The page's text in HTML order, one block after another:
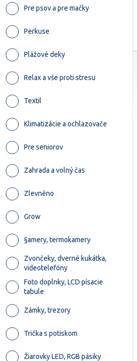
Pre psov a pre mačky
Perkuse
Plážové deky
Relax a vše proti stresu
Textil
Klimatizácie a ochlazovače
Pre seniorov
Zahrada a volný čas
Zlevněno
Grow
§amery, termokamery
Zvončeky, dverné kukátka,
videotelefóny
Foto doplnky, LCD písacie
tabule
Zámky, trezory
Trička s potiskom
Žiarovky LED, RGB pásiky